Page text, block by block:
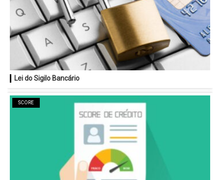
Lei do Sigilo Bancário
SCORE